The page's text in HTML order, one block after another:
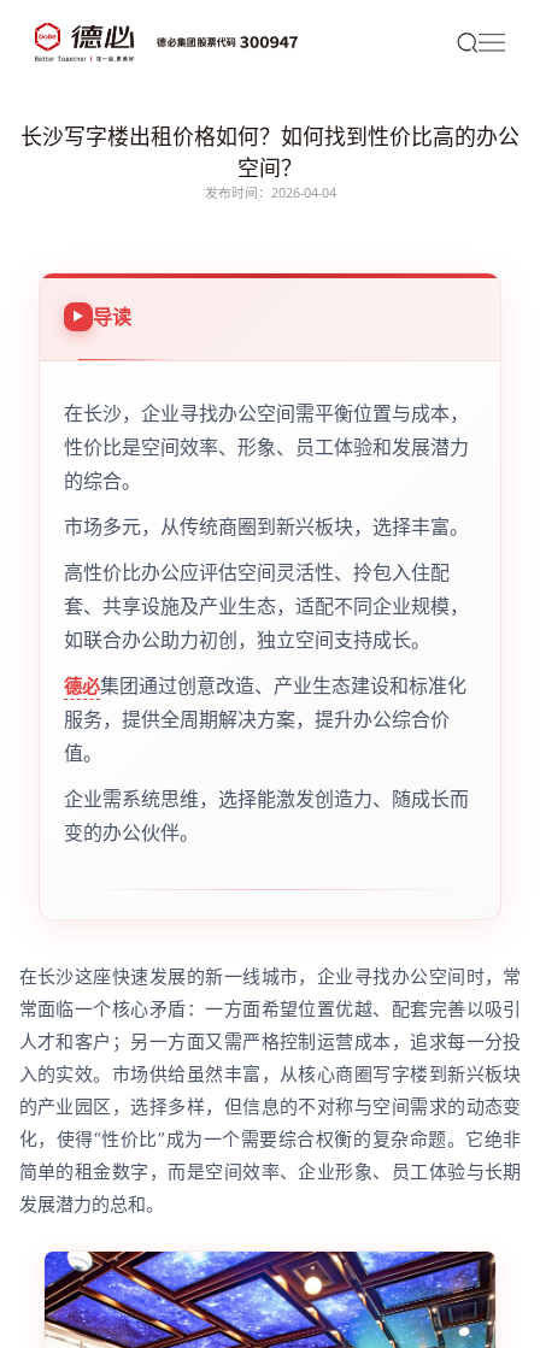
长沙写字楼出租价格如何？如何找到性价比高的办公
空间？
发布时间：2026-04-04
导读
在长沙，企业寻找办公空间需平衡位置与成本，
性价比是空间效率、形象、员工体验和发展潜力
的综合。
市场多元，从传统商圈到新兴板块，选择丰富。
高性价比办公应评估空间灵活性、拎包入住配
套、共享设施及产业生态，适配不同企业规模，
如联合办公助力初创，独立空间支持成长。
德必集团通过创意改造、产业生态建设和标准化
服务，提供全周期解决方案，提升办公综合价
值。
企业需系统思维，选择能激发创造力、随成长而
变的办公伙伴。
在长沙这座快速发展的新一线城市，企业寻找办公空间时，常
常面临一个核心矛盾：一方面希望位置优越、配套完善以吸引
人才和客户；另一方面又需严格控制运营成本，追求每一分投
入的实效。市场供给虽然丰富，从核心商圈写字楼到新兴板块
的产业园区，选择多样，但信息的不对称与空间需求的动态变
化，使得“性价比”成为一个需要综合权衡的复杂命题。它绝非
简单的租金数字，而是空间效率、企业形象、员工体验与长期
发展潜力的总和。